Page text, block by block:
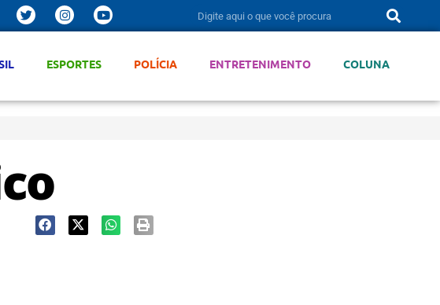
ESPORTES POLÍCIA ENTRETENIMENTO COLUNA